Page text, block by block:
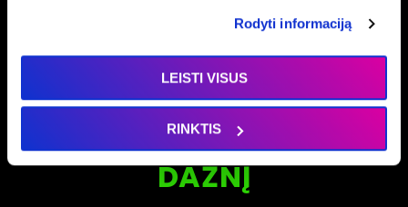
Rodyti informaciją
LEISTI VISUS
RINKTIS
SUSIRASK SAVO ZIP FM
DAŽNĮ